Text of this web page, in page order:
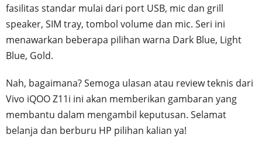
fasilitas standar mulai dari port USB, mic dan grill
speaker, SIM tray, tombol volume dan mic. Seri ini
menawarkan beberapa pilihan warna Dark Blue, Light
Blue, Gold.
Nah, bagaimana? Semoga ulasan atau review teknis dari
Vivo iQOO Z11i ini akan memberikan gambaran yang
membantu dalam mengambil keputusan. Selamat
belanja dan berburu HP pilihan kalian ya!